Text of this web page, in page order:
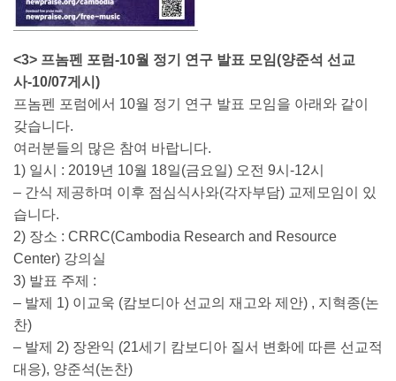
<3> 프놈펜 포럼-10월 정기 연구 발표 모임(양준석 선교
사-10/07게시)
프놈펜 포럼에서 10월 정기 연구 발표 모임을 아래와 같이
갖습니다.
여러분들의 많은 참여 바랍니다.
1) 일시 : 2019년 10월 18일(금요일) 오전 9시-12시
– 간식 제공하며 이후 점심식사와(각자부담) 교제모임이 있
습니다.
2) 장소 : CRRC(Cambodia Research and Resource
Center) 강의실
3) 발표 주제 :
– 발제 1) 이교욱 (캄보디아 선교의 재고와 제안) , 지혁종(논
찬)
– 발제 2) 장완익 (21세기 캄보디아 질서 변화에 따른 선교적
대응), 양준석(논찬)